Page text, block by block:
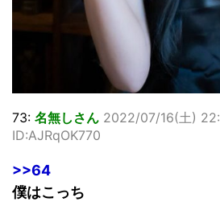
73: 名無しさん 2022/07/16(土)
ID:AJRqOK770
>>64
僕はこっち